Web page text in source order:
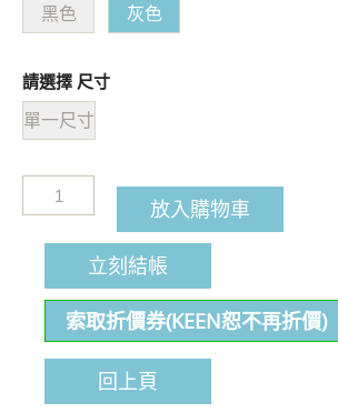
黑色 灰色
請選擇 尺寸
單一尺寸
放入購物車
立刻結帳
索取折價券(KEEN恕不再折價)
回上頁